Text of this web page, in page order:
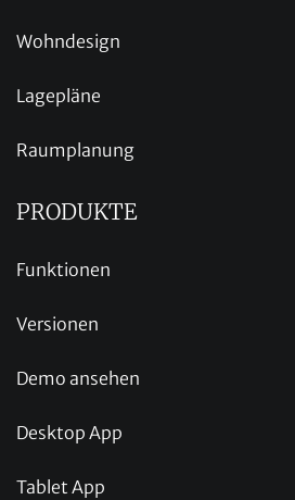
Wohndesign
Lagepläne
Raumplanung
PRODUKTE
Funktionen
Versionen
Demo ansehen
Desktop App
Tablet App